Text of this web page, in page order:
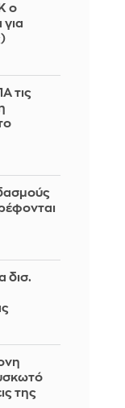
ο
για
τις
δισ.
της